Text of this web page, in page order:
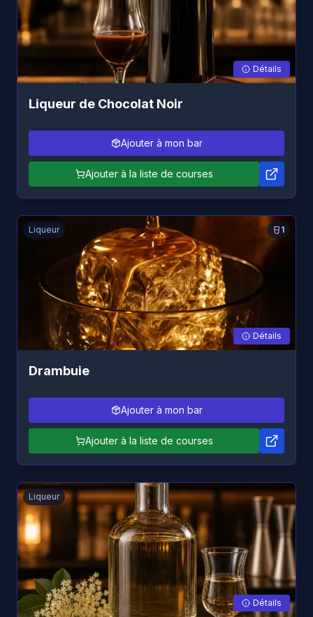
Détails
Liqueur de Chocolat Noir
Ajouter à mon bar
Ajouter à la liste de courses
1
Liqueur
Détails
Drambuie
Ajouter à mon bar
Ajouter à la liste de courses
Liqueur
Détails